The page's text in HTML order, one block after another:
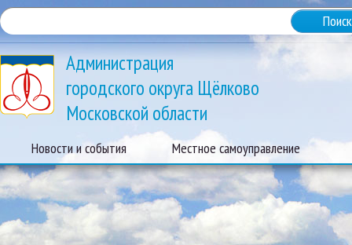
Администрация
городского округа Щёлково
Московской области
Новости и события Местное самоуправление